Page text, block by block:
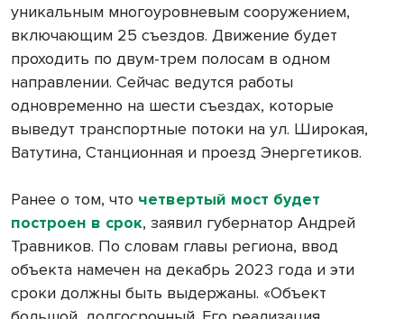
уникальным многоуровневым сооружением,
включающим 25 съездов. Движение будет
проходить по двум-трем полосам в одном
направлении. Сейчас ведутся работы
одновременно на шести съездах, которые
выведут транспортные потоки на ул. Широкая,
Ватутина, Станционная и проезд Энергетиков.
Ранее о том, что четвертый мост будет
построен в срок, заявил губернатор Андрей
Травников. По словам главы региона, ввод
объекта намечен на декабрь 2023 года и эти
сроки должны быть выдержаны. «Объект